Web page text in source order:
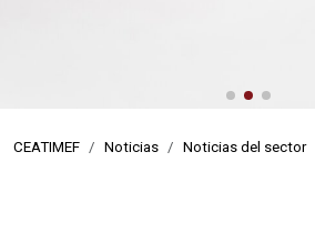
CEATIMEF Noticias Noticias del sector